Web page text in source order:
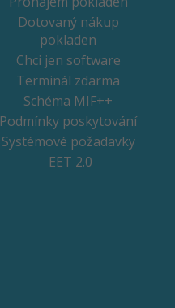
Dotovaný nákup
pokladen
Chci jen software
Terminál zdarma
Schéma MIF++
Podmínky poskytování
Systémové požadavky
EET 2.0